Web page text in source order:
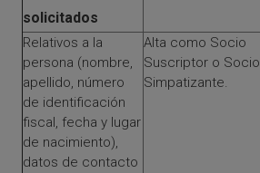
solicitados
Relativos a la
persona (nombre,
apellido, número
de identificación
fiscal, fecha y lugar
de nacimiento),
datos de contacto
Alta como Socio
Suscriptor o Socio
Simpatizante.